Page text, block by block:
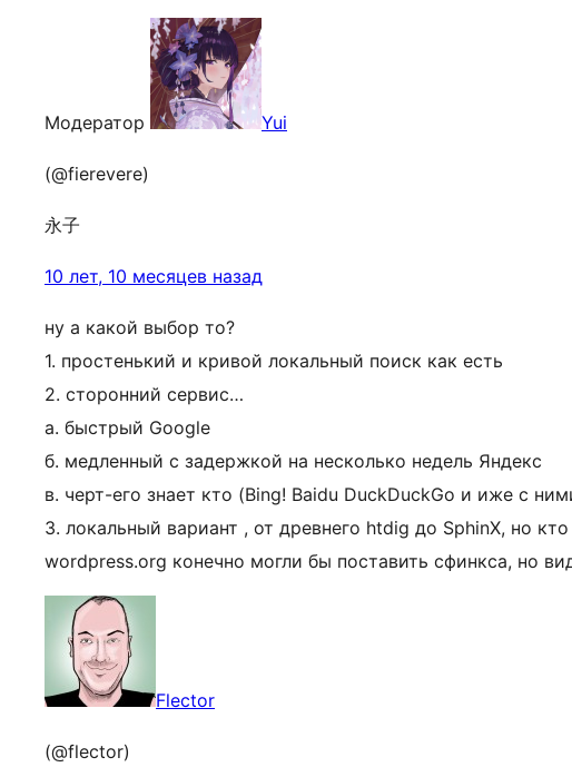
Модератор Yui
(@fierevere)
永子
10 лет, 10 месяцев назад
ну а какой выбор то?
1. простенький и кривой локальный поиск как есть
2. сторонний сервис…
а. быстрый Google
б. медленный с задержкой на несколько недель Яндекс
в. черт-его знает кто (Bing! Baidu DuckDuckGo и иже с
3. локальный вариант , от древнего htdig до SphinX, но кто
wordpress.org конечно могли бы поставить сфинкса, но
Flector
(@flector)